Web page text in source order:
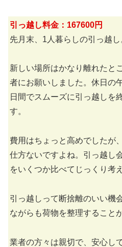
引っ越し料金：167600円
先月末、1人暮らしの引っ越し
新しい場所はかなり離れたと
者にお願いしました。休日の
日間でスムーズに引っ越しを
す。
費用はちょっと高めでしたが
仕方ないですよね。引っ越し
をいくつか比べてじっくり考
引っ越しって断捨離のいい機
ながらも荷物を整理すること
業者の方々は親切で、安心し